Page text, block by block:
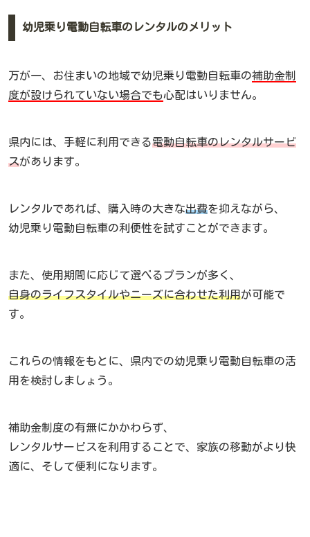
幼児乗り電動自転車のレンタルのメリット
万が一、お住まいの地域で幼児乗り電動自転車の補助金制
度が設けられていない場合でも心配はいりません。
県内には、手軽に利用できる電動自転車のレンタルサービ
スがあります。
レンタルであれば、購入時の大きな出費を抑えながら、
幼児乗り電動自転車の利便性を試すことができます。
また、使用期間に応じて選べるプランが多く、
自身のライフスタイルやニーズに合わせた利用が可能で
す。
これらの情報をもとに、県内での幼児乗り電動自転車の活
用を検討しましょう。
補助金制度の有無にかかわらず、
レンタルサービスを利用することで、家族の移動がより快
適に、そして便利になります。